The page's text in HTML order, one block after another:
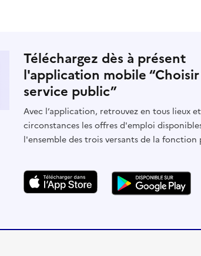
Téléchargez dès à présent
l'application mobile
service public”
Avec l’application, retrouvez en tous lieux
circonstances les offres d'emploi
l'ensemble des trois versants de la fonction